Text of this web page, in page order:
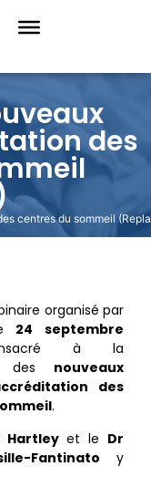
centres du sommeil
des
organisé par
24 septembre
à la
des nouveaux
des
.
Hartleyet le Dr
Fantinato y